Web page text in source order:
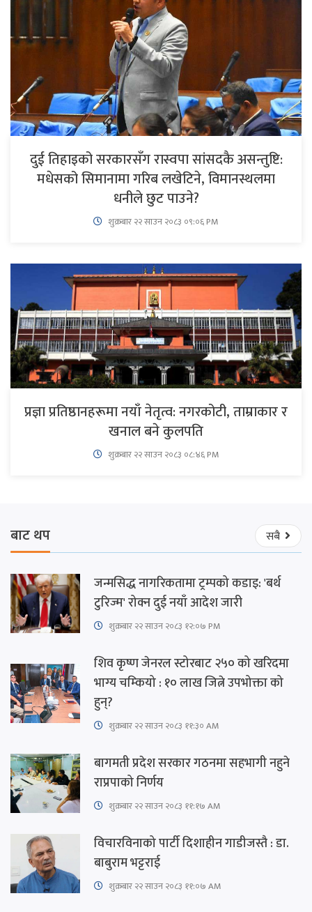
दुई तिहाइको सरकारसँग रास्वपा सांसदकै असन्तुष्टि:
मधेसको सिमानामा गरिब लखेटिने, विमानस्थलमा
धनीले छुट पाउने?
शुक्रबार​ २२ साउन २०८३ ०९:०६ PM
प्रज्ञा प्रतिष्ठानहरूमा नयाँ नेतृत्व: नगरकोटी, ताम्राकार र
खनाल बने कुलपति
शुक्रबार​ २२ साउन २०८३ ०८:४६ PM
बाट थप सबै
जन्मसिद्ध नागरिकतामा ट्रम्पको कडाइ: 'बर्थ
टुरिज्म' रोक्न दुई नयाँ आदेश जारी
शुक्रबार​ २२ साउन २०८३ १२:०७ PM
शिव कृष्ण जेनरल स्टोरबाट २५० को खरिदमा
भाग्य चम्कियो : १० लाख जित्ने उपभोक्ता को
हुन्?
शुक्रबार​ २२ साउन २०८३ ११:३० AM
बागमती प्रदेश सरकार गठनमा सहभागी नहुने
राप्रपाको निर्णय
शुक्रबार​ २२ साउन २०८३ ११:१७ AM
विचारविनाको पार्टी दिशाहीन गाडीजस्तै : डा.
बाबुराम भट्टराई
शुक्रबार​ २२ साउन २०८३ ११:०७ AM